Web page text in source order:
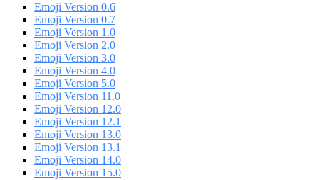
Emoji Version 0.6
Emoji Version 0.7
Emoji Version 1.0
Emoji Version 2.0
Emoji Version 3.0
Emoji Version 4.0
Emoji Version 5.0
Emoji Version 11.0
Emoji Version 12.0
Emoji Version 12.1
Emoji Version 13.0
Emoji Version 13.1
Emoji Version 14.0
Emoji Version 15.0